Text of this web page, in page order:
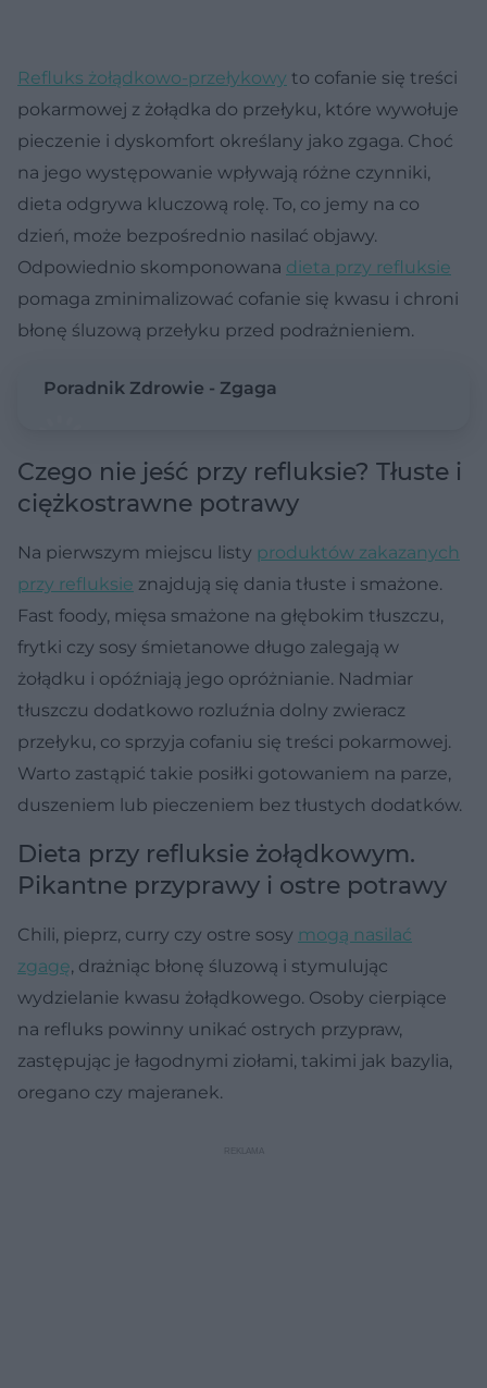
Refluks żołądkowo-przełykowy to cofanie się treści
pokarmowej z żołądka do przełyku, które wywołuje
pieczenie i dyskomfort określany jako zgaga. Choć
na jego występowanie wpływają różne czynniki,
dieta odgrywa kluczową rolę. To, co jemy na co
dzień, może bezpośrednio nasilać objawy.
Odpowiednio skomponowana dieta przy refluksie
pomaga zminimalizować cofanie się kwasu i chroni
błonę śluzową przełyku przed podrażnieniem.
Poradnik Zdrowie - Zgaga
Czego nie jeść przy refluksie? Tłuste i
ciężkostrawne potrawy
Na pierwszym miejscu listy produktów zakazanych
przy refluksie znajdują się dania tłuste i smażone.
Fast foody, mięsa smażone na głębokim tłuszczu,
frytki czy sosy śmietanowe długo zalegają w
żołądku i opóźniają jego opróżnianie. Nadmiar
tłuszczu dodatkowo rozluźnia dolny zwieracz
przełyku, co sprzyja cofaniu się treści pokarmowej.
Warto zastąpić takie posiłki gotowaniem na parze,
duszeniem lub pieczeniem bez tłustych dodatków.
Dieta przy refluksie żołądkowym.
Pikantne przyprawy i ostre potrawy
Chili, pieprz, curry czy ostre sosy mogą nasilać
zgagę, drażniąc błonę śluzową i stymulując
wydzielanie kwasu żołądkowego. Osoby cierpiące
na refluks powinny unikać ostrych przypraw,
zastępując je łagodnymi ziołami, takimi jak bazylia,
oregano czy majeranek.